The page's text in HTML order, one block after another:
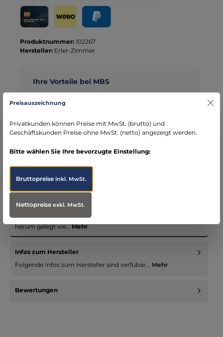
Rechnung
Rechnung für Behörden
Vorkasse
Produktnummer: 102267
Hersteller: Erler-Zimmer
Ihre Vorteile bei MBS
DE)
seit über 15 Jahren kompetenter Partner im
Bereich Notfallmedizin
Diese Moulage zeigt eine Ein- und Ausschusswunde. Der
Abstand wurd eso gewählt, dass die Moulage um ein Bein
herum gelegt we…Mehr
Infos zum Hersteller
Folgende Infos zum Hersteller sind verfübar... Mehr
Bewertungen
Preisauszeichnung
Privatkunden können Preise mit MwSt. (brutto) und
Geschäftskunden Preise ohne MwSt. (netto) angezeigt werden.
Bitte wählen Sie Ihre bevorzugte Einstellung:
Bruttopreiseinkl. MwSt.
Nettopreiseexkl. MwSt.